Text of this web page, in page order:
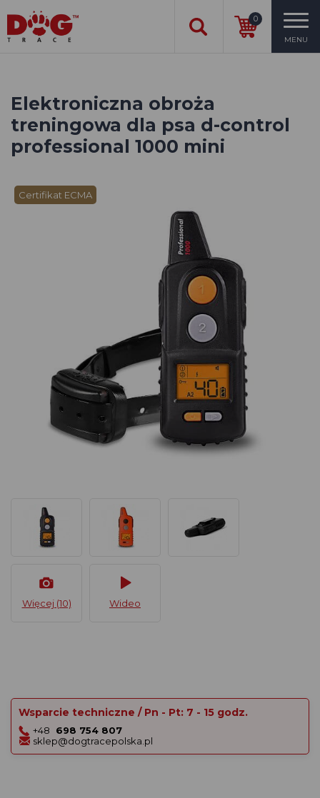
0
MENU
Elektroniczna obroża
treningowa dla psa d-control
professional 1000 mini
Certifikat ECMA
Więcej (10) Wideo
Wsparcie techniczne / Pn - Pt: 7 - 15 godz.
+48
698 754 807
sklep@dogtracepolska.pl